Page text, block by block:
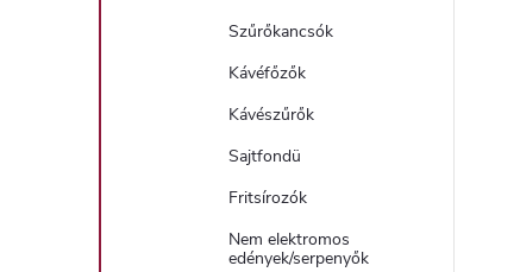
Szűrőkancsók
Kávéfőzők
Kávészűrők
Sajtfondü
Fritsírozók
Nem elektromos
edények/serpenyők